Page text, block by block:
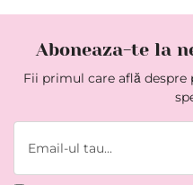
Aboneaza-te la
Fii primul care află